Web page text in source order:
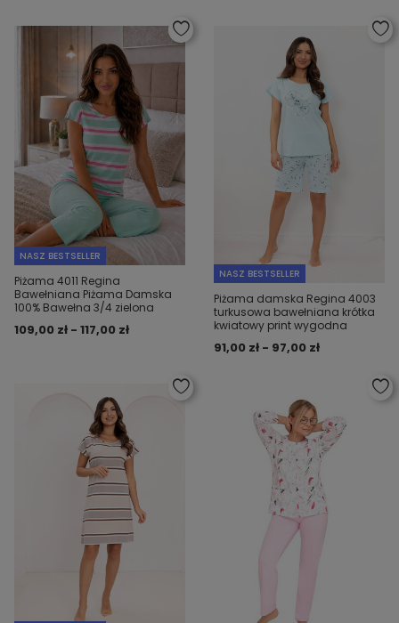
NASZ BESTSELLER
Piżama 4011 Regina
Bawełniana Piżama Damska
100% Bawełna 3/4 zielona
109,00 zł - 117,00 zł
NASZ BESTSELLER
Piżama damska Regina 4003
turkusowa bawełniana krótka
kwiatowy print wygodna
91,00 zł - 97,00 zł